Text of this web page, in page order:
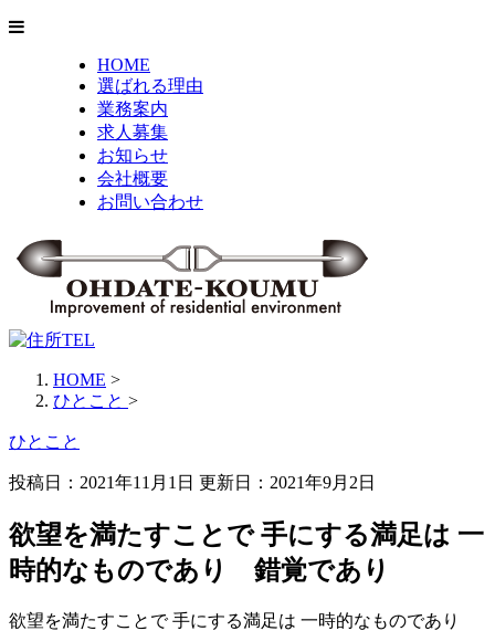
HOME
選ばれる理由
業務案内
求人募集
お知らせ
会社概要
お問い合わせ
HOME >
ひとこと >
ひとこと
投稿日：2021年11月1日 更新日： 2021年9月2日
欲望を満たすことで 手にする満足は 一
時的なものであり 錯覚であり
欲望を満たすことで 手にする満足は 一時的なものであり